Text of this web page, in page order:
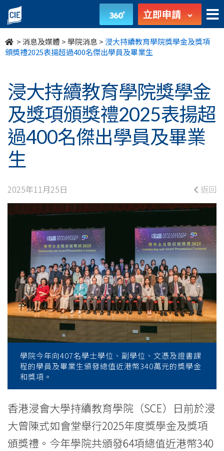
浸
大
持
教
育
學
院
獎
學
項
頒
獎
2025
表
揚
超
立即申請
>消息及媒體 >學院消息 > 浸大持續教育學院獎學金及獎項
頒獎禮2025表揚超過400名傑出學員及畢業生
浸大持續教育學院獎學金
及獎項頒獎禮2025表揚超
過400名傑出學員及畢業
生
2025年11月25日 返回
學院今年向407名學士學位、副學位、文憑及證書課
程的學員及畢業生頒發總值近港幣340萬元的獎學金
和獎項。
香港浸會大學持續教育學院（SCE）日前於浸
大曾陳式如會堂舉行2025年度獎學金及獎項
頒獎禮。今年學院共頒發64項總值近港幣340